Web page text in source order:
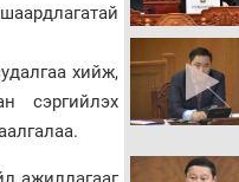
хийж,
сэргийлэх